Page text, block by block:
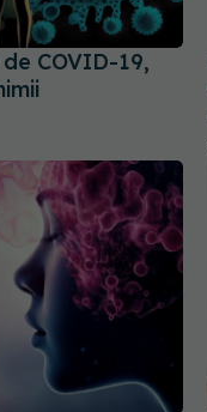
COVID-19,